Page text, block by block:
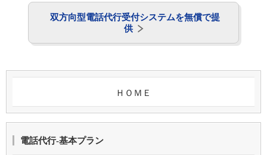
双方向型電話代行受付システムを無償で提
供
ＨＯＭＥ
電話代行-基本プラン